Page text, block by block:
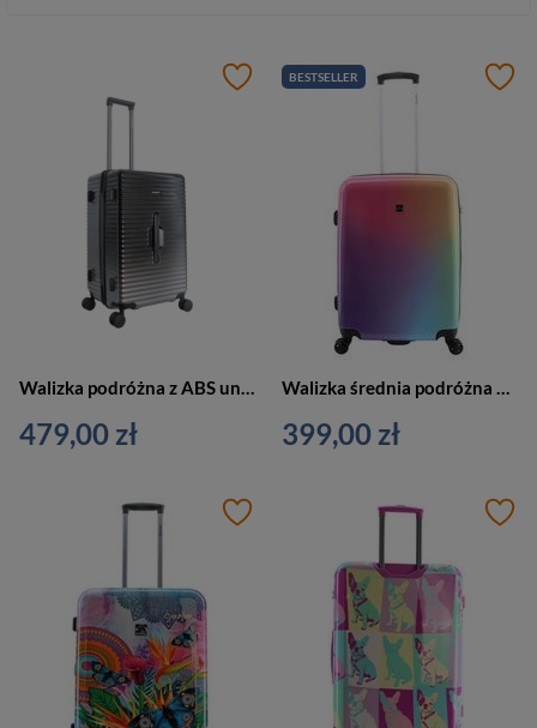
Walizka podróżna z ABS unisex Saxoline Twist Trunk M średnia na 4 kółkach czarna
479,00 zł
BESTSELLER
Walizka średnia podróżna kolorowa - SAXOLINE Rainbow 1446H0.60.10
399,00 zł